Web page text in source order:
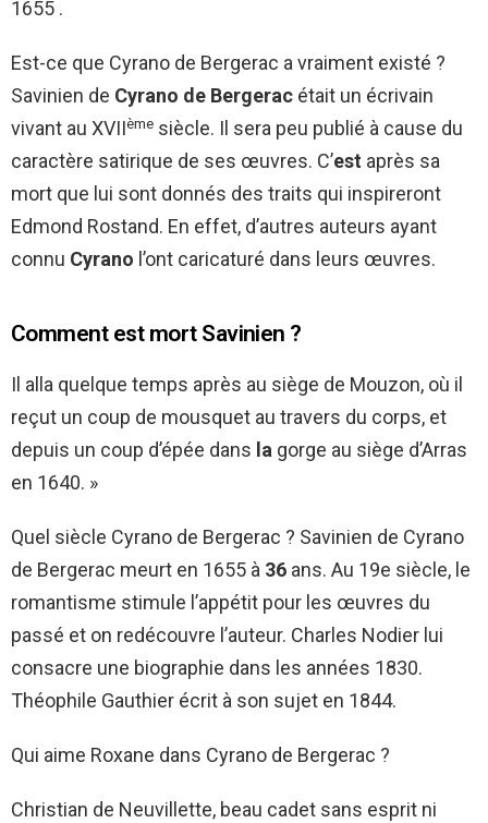
1655 .
Est-ce que Cyrano de Bergerac a vraiment existé ?
Savinien de Cyrano de Bergerac était un écrivain
vivant au XVIIème siècle. Il sera peu publié à cause du
caractère satirique de ses œuvres. C’est après sa
mort que lui sont donnés des traits qui inspireront
Edmond Rostand. En effet, d’autres auteurs ayant
connu Cyrano l’ont caricaturé dans leurs œuvres.
Comment est mort Savinien ?
Il alla quelque temps après au siège de Mouzon, où il
reçut un coup de mousquet au travers du corps, et
depuis un coup d’épée dans la gorge au siège d’Arras
en 1640. »
Quel siècle Cyrano de Bergerac ? Savinien de Cyrano
de Bergerac meurt en 1655 à 36 ans. Au 19e siècle, le
romantisme stimule l’appétit pour les œuvres du
passé et on redécouvre l’auteur. Charles Nodier lui
consacre une biographie dans les années 1830.
Théophile Gauthier écrit à son sujet en 1844.
Qui aime Roxane dans Cyrano de Bergerac ?
Christian de Neuvillette, beau cadet sans esprit ni